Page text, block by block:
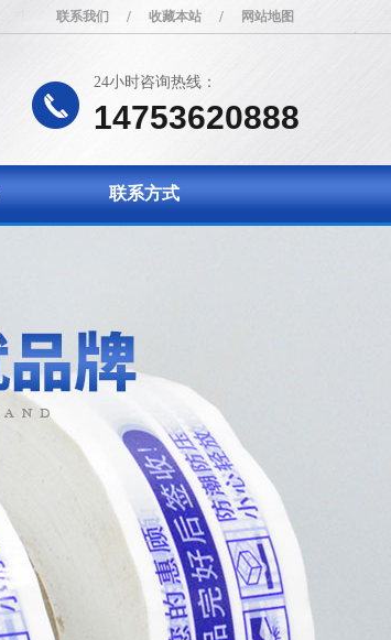
联系我们 / 收藏本站 / 网站地图
24小时咨询热线：
14753620888
联系方式